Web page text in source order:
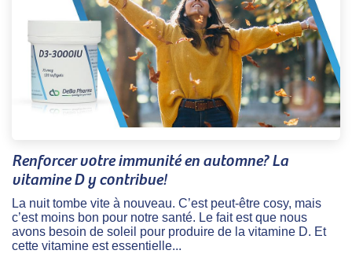
Renforcer votre immunité en automne? La
vitamine D y contribue!
La nuit tombe vite à nouveau. C’est peut-être cosy, mais
c’est moins bon pour notre santé. Le fait est que nous
avons besoin de soleil pour produire de la vitamine D. Et
cette vitamine est essentielle...